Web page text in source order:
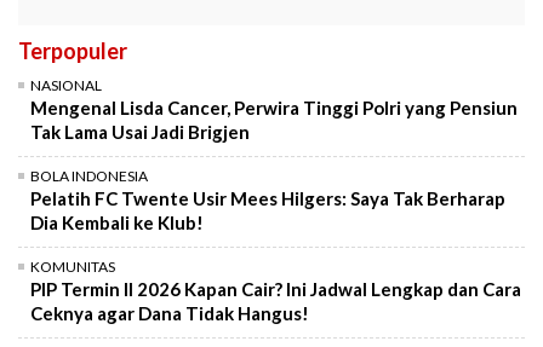
Terpopuler
NASIONAL
Mengenal Lisda Cancer, Perwira Tinggi Polri yang Pensiun
Tak Lama Usai Jadi Brigjen
BOLA INDONESIA
Pelatih FC Twente Usir Mees Hilgers: Saya Tak Berharap
Dia Kembali ke Klub!
KOMUNITAS
PIP Termin II 2026 Kapan Cair? Ini Jadwal Lengkap dan Cara
Ceknya agar Dana Tidak Hangus!